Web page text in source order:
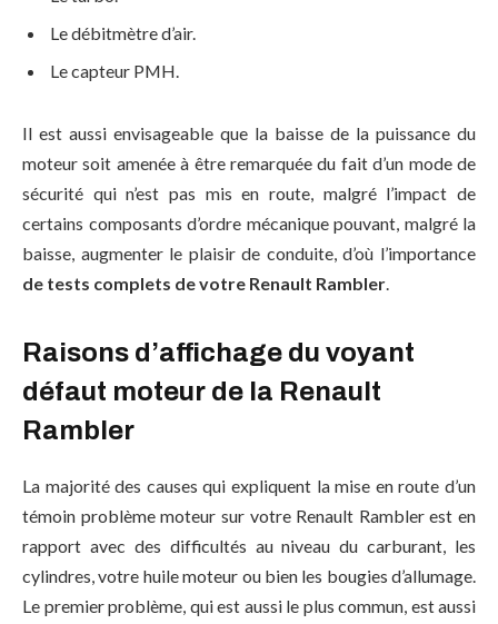
Le débitmètre d’air.
Le capteur PMH.
Il est aussi envisageable que la baisse de la puissance du
moteur soit amenée à être remarquée du fait d’un mode de
sécurité qui n’est pas mis en route, malgré l’impact de
certains composants d’ordre mécanique pouvant, malgré la
baisse, augmenter le plaisir de conduite, d’où l’importance
de tests complets de votre Renault Rambler.
Raisons d’affichage du voyant
défaut moteur de la Renault
Rambler
La majorité des causes qui expliquent la mise en route d’un
témoin problème moteur sur votre Renault Rambler est en
rapport avec des difficultés au niveau du carburant, les
cylindres, votre huile moteur ou bien les bougies d’allumage.
Le premier problème, qui est aussi le plus commun, est aussi